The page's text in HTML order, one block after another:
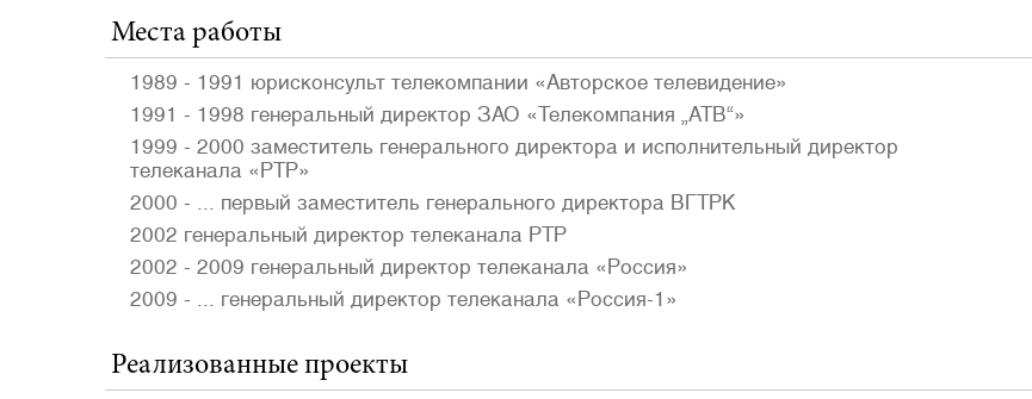
Места работы
1989 - 1991 юрисконсульт телекомпании «Авторское телевидение»
1991 - 1998 генеральный директор ЗАО «Телекомпания „АТВ“»
1999 - 2000 заместитель генерального директора и исполнительный директор
телеканала «РТР»
2000 - ... первый заместитель генерального директора ВГТРК
2002 генеральный директор телеканала РТР
2002 - 2009 генеральный директор телеканала «Россия»
2009 - ... генеральный директор телеканала «Россия-1»
Реализованные проекты